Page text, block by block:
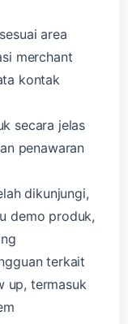
area
merchant
kontak
secara jelas
penawaran
dikunjungi,
demo produk,
terkait
up, termasuk